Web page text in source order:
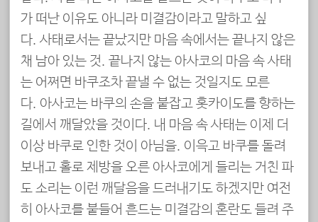
가 떠난 이유도 아니라 미결감이라고 말하고 싶
다. 사태로서는 끝났지만 마음 속에서는 끝나지 않은
채 남아 있는 것. 끝나지 않는 아사코의 마음 속 사태
는 어쩌면 바쿠조차 끝낼 수 없는 것일지도 모른
다. 아사코는 바쿠의 손을 붙잡고 홋카이도를 향하는
길에서 깨달았을 것이다. 내 마음 속 사태는 이제 더
이상 바쿠로 인한 것이 아님을. 이윽고 바쿠를 돌려
보내고 홀로 제방을 오른 아사코에게 들리는 거친 파
도 소리는 이런 깨달음을 드러내기도 하겠지만 여전
히 아사코를 붙들어 흔드는 미결감의 혼란도 들려 주